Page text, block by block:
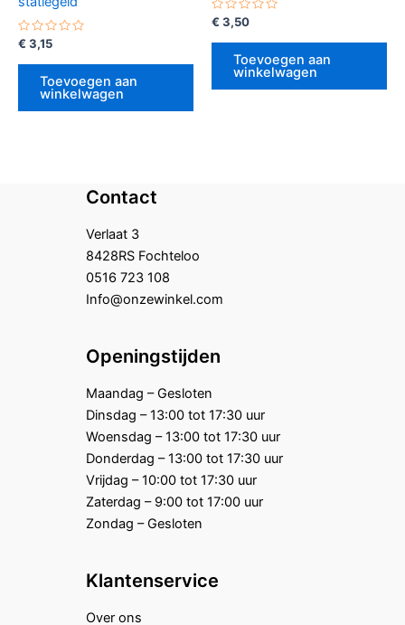
Gewaardeerd
uit
€ 3,15
Toevoegen aan
winkelwagen
Gewaardeerd
uit
€ 3,50
Toevoegen aan
winkelwagen
Contact
Verlaat 3
8428RS Fochteloo
0516 723 108
Info@onzewinkel.com
Openingstijden
Maandag – Gesloten
Dinsdag – 13:00 tot 17:30 uur
Woensdag – 13:00 tot 17:30 uur
Donderdag – 13:00 tot 17:30 uur
Vrijdag – 10:00 tot 17:30 uur
Zaterdag – 9:00 tot 17:00 uur
Zondag – Gesloten
Klantenservice
Over ons